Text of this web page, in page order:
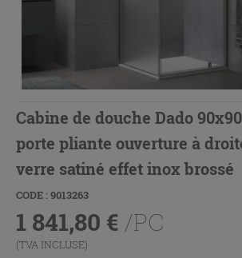
Cabine de douche Dado
porte pliante ouverture à
verre satiné effet inox brossé
CODE : 9013263
1 841,80 € /PC
(TVA INCLUSE)